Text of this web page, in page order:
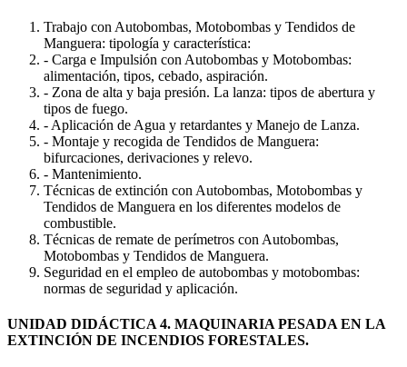
Trabajo con Autobombas, Motobombas y Tendidos de
Manguera: tipología y característica:
- Carga e Impulsión con Autobombas y Motobombas:
alimentación, tipos, cebado, aspiración.
- Zona de alta y baja presión. La lanza: tipos de abertura y
tipos de fuego.
- Aplicación de Agua y retardantes y Manejo de Lanza.
- Montaje y recogida de Tendidos de Manguera:
bifurcaciones, derivaciones y relevo.
- Mantenimiento.
Técnicas de extinción con Autobombas, Motobombas y
Tendidos de Manguera en los diferentes modelos de
combustible.
Técnicas de remate de perímetros con Autobombas,
Motobombas y Tendidos de Manguera.
Seguridad en el empleo de autobombas y motobombas:
normas de seguridad y aplicación.
UNIDAD DIDÁCTICA 4. MAQUINARIA PESADA EN LA
EXTINCIÓN DE INCENDIOS FORESTALES.